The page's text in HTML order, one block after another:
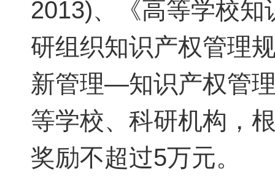
2013)、《高等学校
研组织知识产权管理
新管理—知识产权管
等学校、科研机构，
奖励不超过5万元。